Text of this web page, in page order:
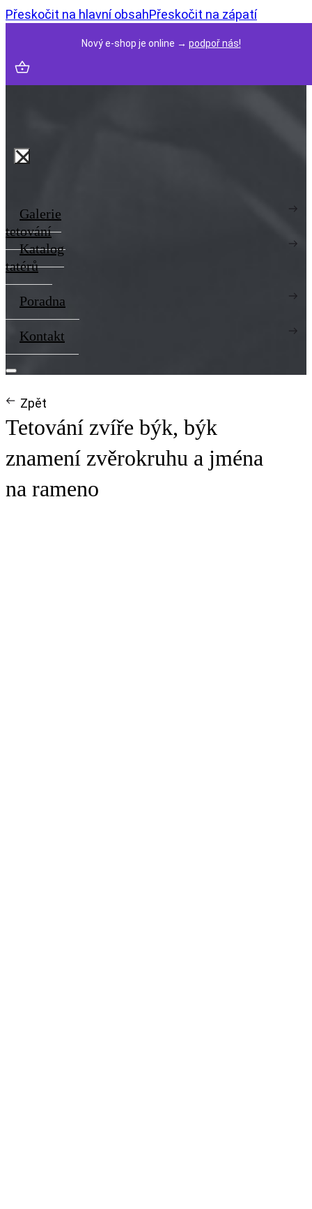
Přeskočit na hlavní obsahPřeskočit na zápatí
Nový e-shop je online → podpoř nás!
Galerie
tetování
Katalog
tatérů
Poradna
Kontakt
Zpět
Tetování zvíře býk, býk
znamení zvěrokruhu a jména
na rameno